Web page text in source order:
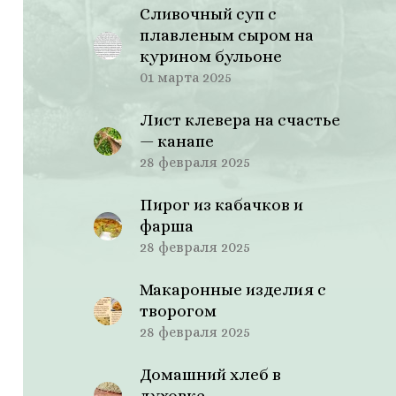
Сливочный суп с
плавленым сыром на
курином бульоне
01 марта 2025
Лист клевера на счастье
— канапе
28 февраля 2025
Пирог из кабачков и
фарша
28 февраля 2025
Макаронные изделия с
творогом
28 февраля 2025
Домашний хлеб в